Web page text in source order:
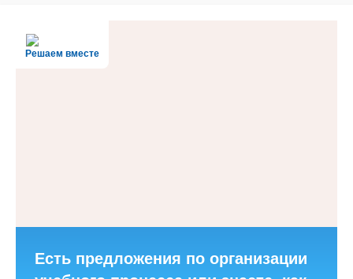
Решаем вместе
Есть предложения по организации